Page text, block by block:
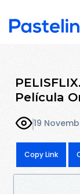
Película
19
Copy Link